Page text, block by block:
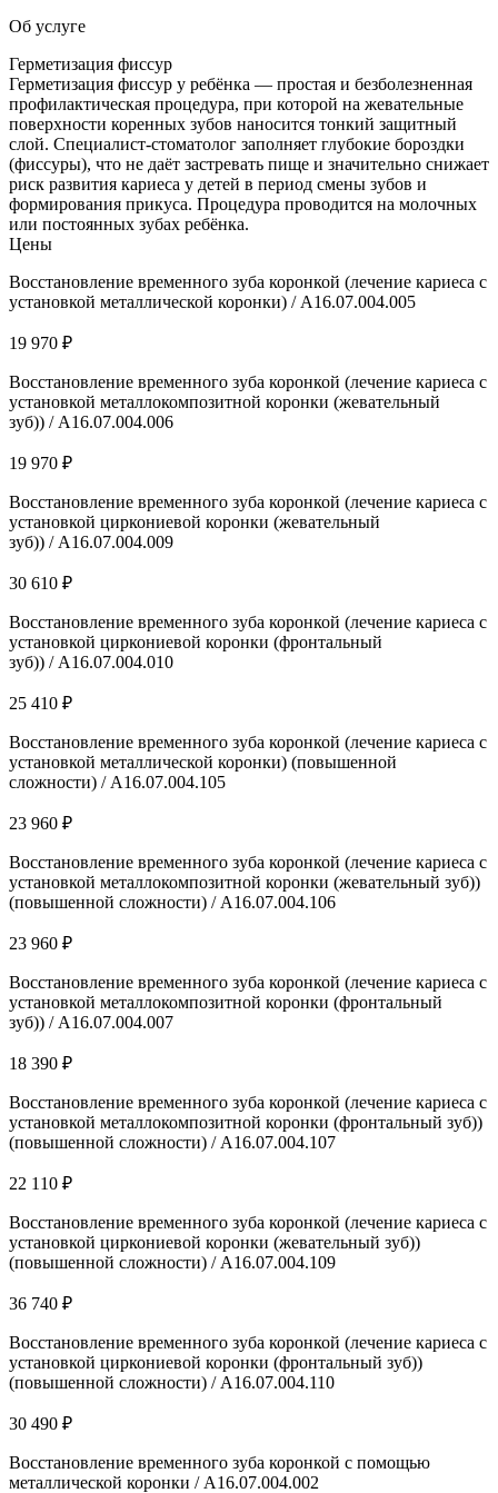
Об услуге
Герметизация фиссур
Герметизация фиссур у ребёнка — простая и безболезненная
профилактическая процедура, при которой на жевательные
поверхности коренных зубов наносится тонкий защитный
слой. Специалист-стоматолог заполняет глубокие бороздки
(фиссуры), что не даёт застревать пище и значительно снижает
риск развития кариеса у детей в период смены зубов и
формирования прикуса. Процедура проводится на молочных
или постоянных зубах ребёнка.
Цены
Восстановление временного зуба коронкой (лечение кариеса с
установкой металлической коронки) / A16.07.004.005
19 970 ₽
Восстановление временного зуба коронкой (лечение кариеса с
установкой металлокомпозитной коронки (жевательный
зуб)) / A16.07.004.006
19 970 ₽
Восстановление временного зуба коронкой (лечение кариеса с
установкой циркониевой коронки (жевательный
зуб)) / A16.07.004.009
30 610 ₽
Восстановление временного зуба коронкой (лечение кариеса с
установкой циркониевой коронки (фронтальный
зуб)) / A16.07.004.010
25 410 ₽
Восстановление временного зуба коронкой (лечение кариеса с
установкой металлической коронки) (повышенной
сложности) / A16.07.004.105
23 960 ₽
Восстановление временного зуба коронкой (лечение кариеса с
установкой металлокомпозитной коронки (жевательный зуб))
(повышенной сложности) / A16.07.004.106
23 960 ₽
Восстановление временного зуба коронкой (лечение кариеса с
установкой металлокомпозитной коронки (фронтальный
зуб)) / A16.07.004.007
18 390 ₽
Восстановление временного зуба коронкой (лечение кариеса с
установкой металлокомпозитной коронки (фронтальный зуб))
(повышенной сложности) / A16.07.004.107
22 110 ₽
Восстановление временного зуба коронкой (лечение кариеса с
установкой циркониевой коронки (жевательный зуб))
(повышенной сложности) / A16.07.004.109
36 740 ₽
Восстановление временного зуба коронкой (лечение кариеса с
установкой циркониевой коронки (фронтальный зуб))
(повышенной сложности) / A16.07.004.110
30 490 ₽
Восстановление временного зуба коронкой с помощью
металлической коронки / A16.07.004.002